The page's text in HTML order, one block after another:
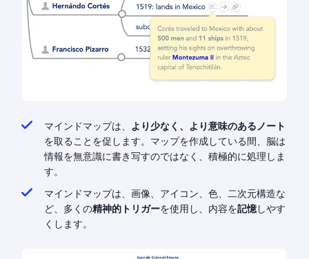
マインドマップは、 より少なく、より意味のあるノート
を取ることを促します。マップを作成している間、脳は
情報を無意識に書き写すのではなく、積極的に処理しま
す。
マインドマップは、画像、アイコン、色、二次元構造な
ど、多くの精神的トリガーを使用し、内容を記憶しやす
くします。